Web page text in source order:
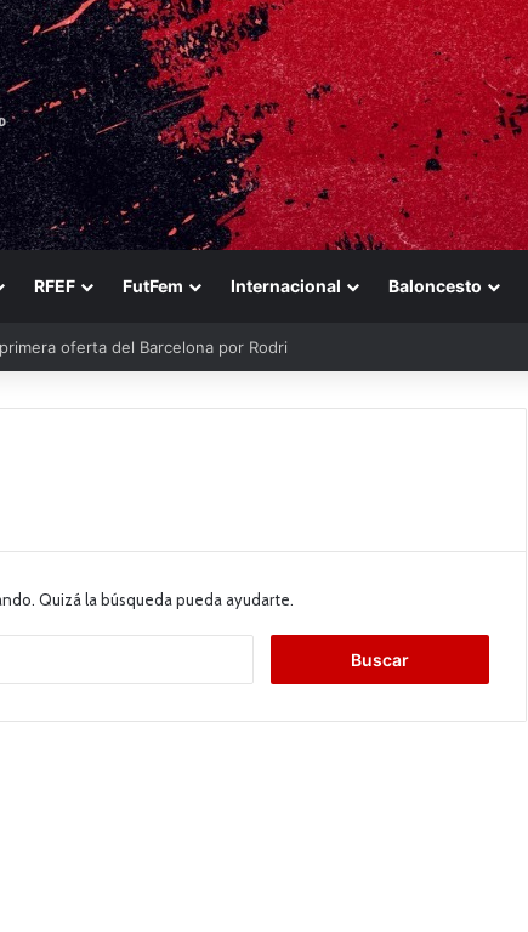
RFEF FutFem Internacional Baloncesto
oferta del Barcelona por Rodri
Quizá la búsqueda pueda ayudarte.
c